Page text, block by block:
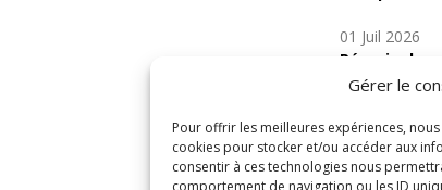
Gérer le
Pour offrir les meilleures expériences,
cookies pour stocker et/ou accéder aux
consentir à ces technologies nous
comportement de navigation ou les ID
01 Juil 2026
Pénurie du
indicateurs